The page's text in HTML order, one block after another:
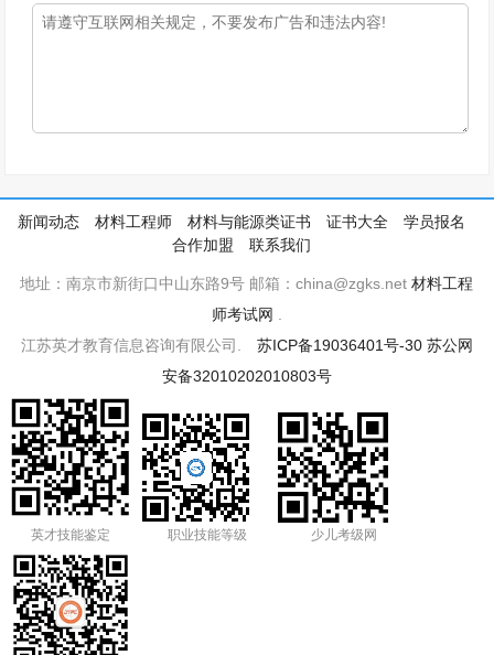
新闻动态 材料工程师 材料与能源类证书 证书大全
学员报名
合作加盟
联系我们
地址：南京市新街口中山东路9号 邮箱：china@zgks.net材料工程
师考试网
江苏英才教育信息咨询有限公司. 苏ICP备19036401号-30 苏公网
安备32010202010803号
英才技能鉴定 职业技能等级 少儿考级网